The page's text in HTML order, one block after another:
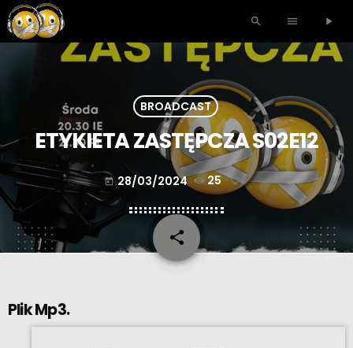
search menu play_arrow
BROADCAST
ETYKIETA ZASTĘPCZA S02E12
today 28/03/2024 25
share
email
Plik Mp3.